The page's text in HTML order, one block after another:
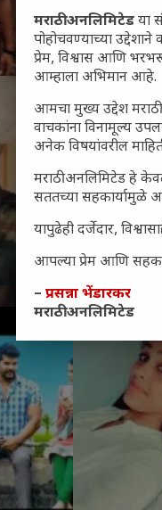
मराठी अनलिमिटेडया
पोहोचवण्याच्या
प्रेम, विश्वास आणि
आम्हाला अभिमान आहे.
आमचा मुख्य उद्देश
वाचकांना विनामूल्य
अनेक विषयांवरील
मराठी अनलिमिटेड हे
सततच्या सहकार्यामुळे
यापुढेही दर्जेदार,
आपल्या प्रेम आणि
– प्रसन्ना भेंडारकर
मराठी अनलिमिटेड